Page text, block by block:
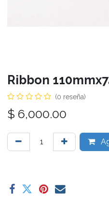
Ribbon
(0 reseña)
$ 6,000.00